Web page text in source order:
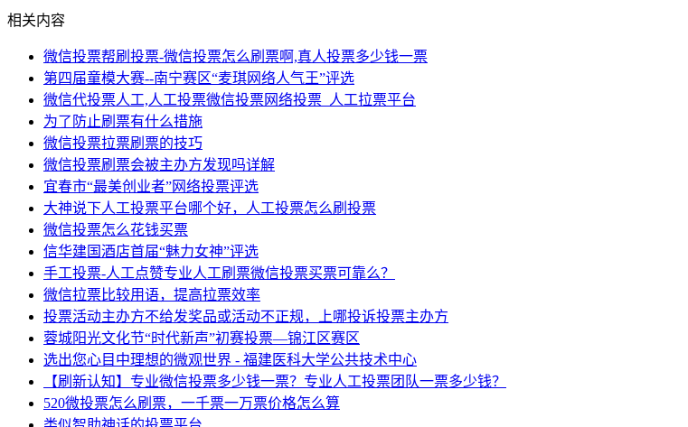
相关内容
微信投票帮刷投票-微信投票怎么刷票啊,真人投票多少钱一票
第四届童模大赛--南宁赛区“麦琪网络人气王”评选
微信代投票人工,人工投票微信投票网络投票_人工拉票平台
为了防止刷票有什么措施
微信投票拉票刷票的技巧
微信投票刷票会被主办方发现吗详解
宜春市“最美创业者”网络投票评选
大神说下人工投票平台哪个好，人工投票怎么刷投票
微信投票怎么花钱买票
信华建国酒店首届“魅力女神”评选
手工投票-人工点赞专业人工刷票微信投票买票可靠么？
微信拉票比较用语，提高拉票效率
投票活动主办方不给发奖品或活动不正规，上哪投诉投票主办方
蓉城阳光文化节“时代新声”初赛投票—锦江区赛区
选出您心目中理想的微观世界 - 福建医科大学公共技术中心
【刷新认知】专业微信投票多少钱一票？专业人工投票团队一票多少钱？
520微投票怎么刷票，一千票一万票价格怎么算